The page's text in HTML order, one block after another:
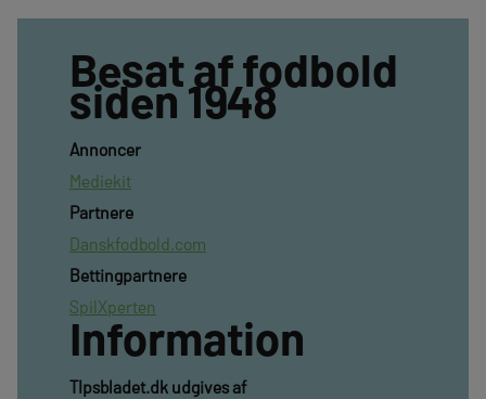
Besat af fodbold
siden 1948
Annoncer
Mediekit
Partnere
Danskfodbold.com
Bettingpartnere
SpilXperten
Information
TIpsbladet.dk udgives af